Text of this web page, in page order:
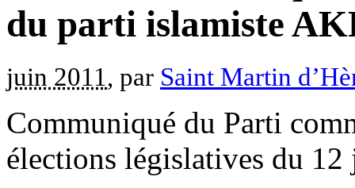
du parti islamiste
juin 2011, par Saint Martin
Communiqué du Parti
élections législatives du